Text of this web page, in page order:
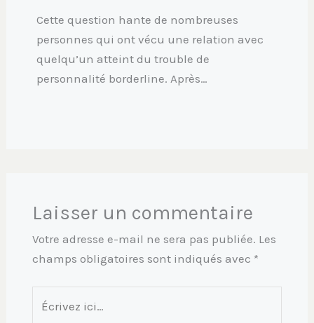
Cette question hante de nombreuses
personnes qui ont vécu une relation avec
quelqu’un atteint du trouble de
personnalité borderline. Après…
Laisser un commentaire
Votre adresse e-mail ne sera pas publiée. Les
champs obligatoires sont indiqués avec *
ici…